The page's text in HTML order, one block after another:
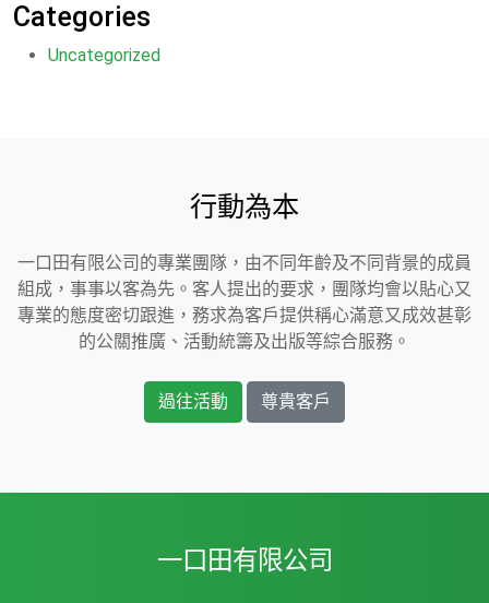
Categories
Uncategorized
行動為本
一口田有限公司的專業團隊，由不同年齡及不同背景的成員
組成，事事以客為先。客人提出的要求，團隊均會以貼心又
專業的態度密切跟進，務求為客戶提供稱心滿意又成效甚彰
的公關推廣、活動統籌及出版等綜合服務。
過往活動 尊貴客戶
一口田有限公司